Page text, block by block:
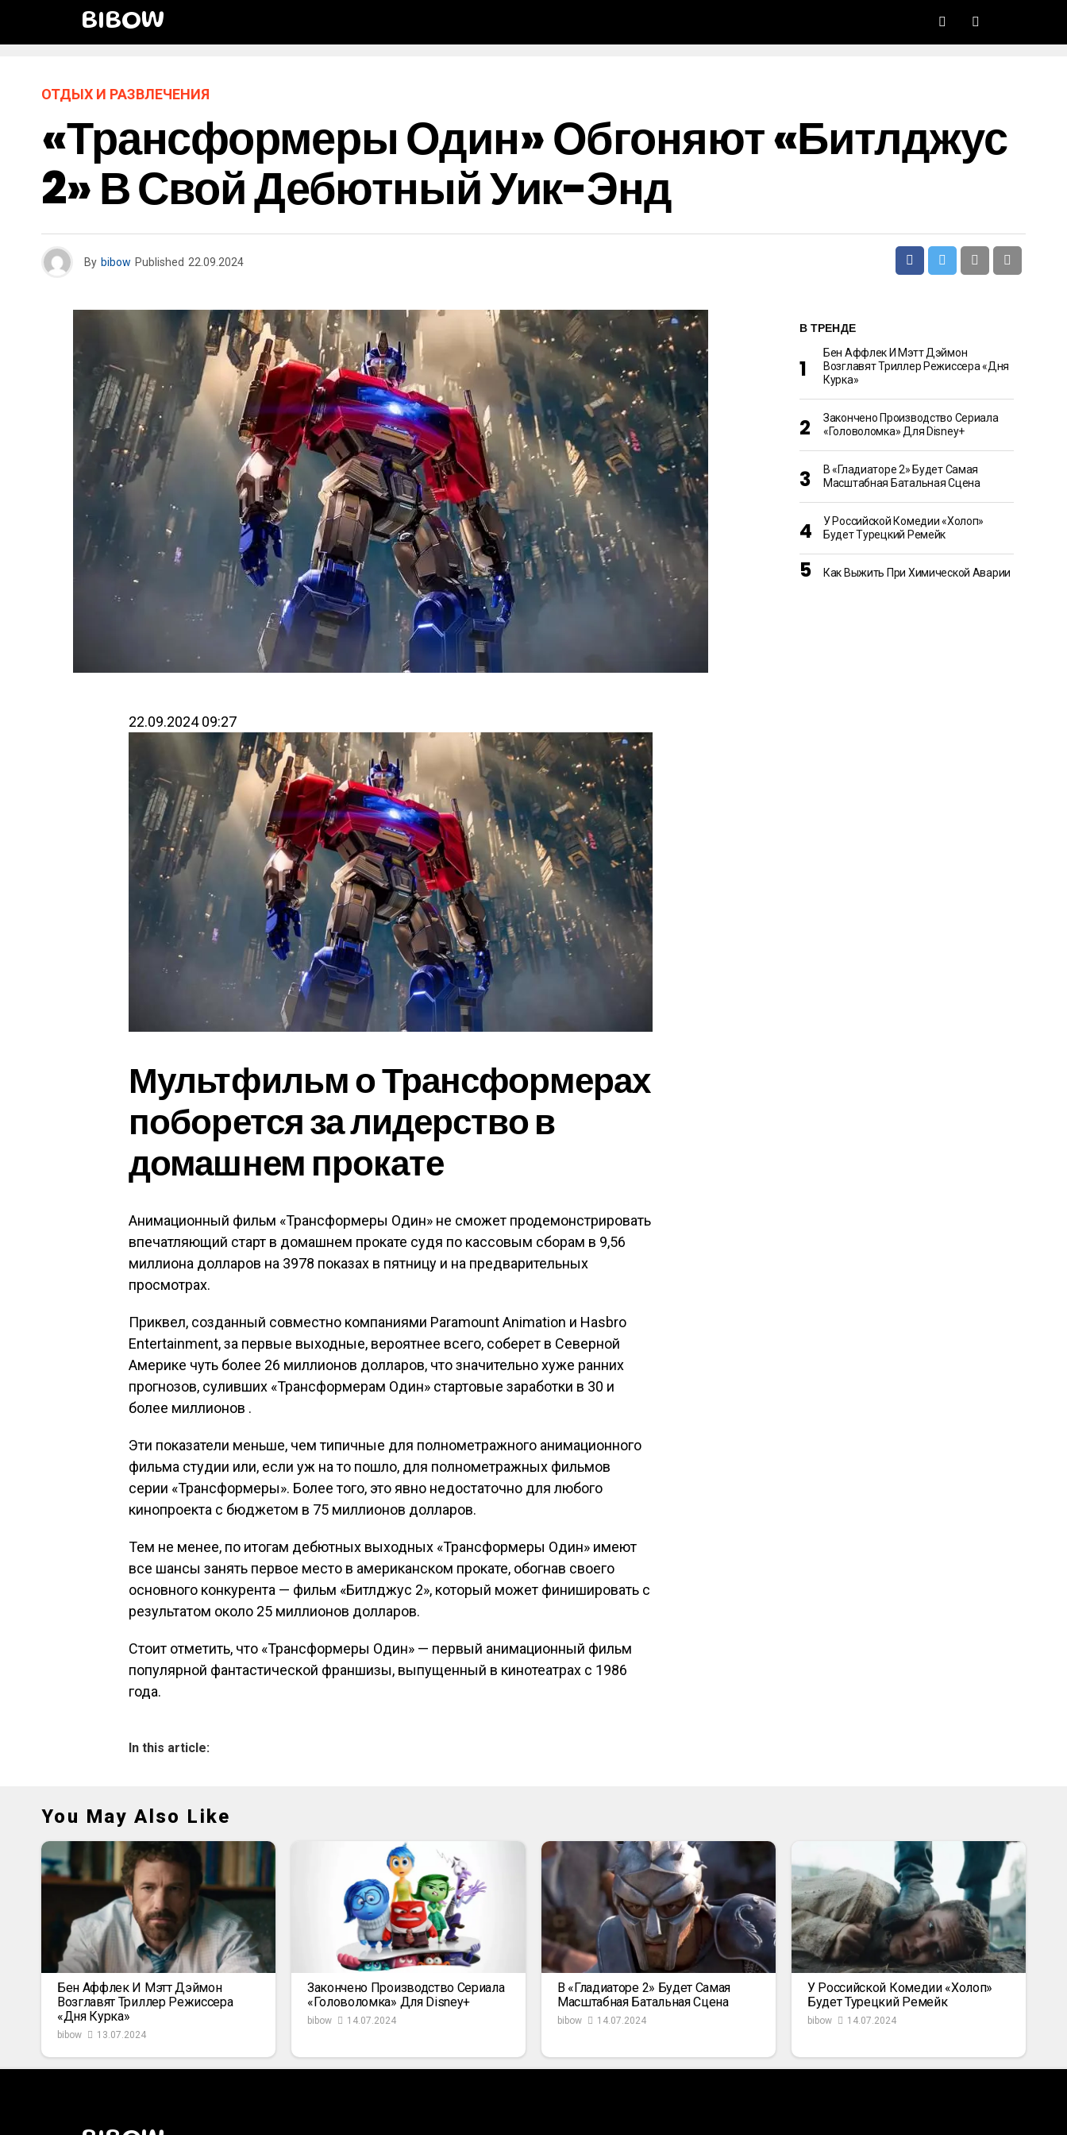
BIBOW
ОТДЫХ И РАЗВЛЕЧЕНИЯ
«Трансформеры Один» Обгоняют «Битлджус
2» В Свой Дебютный Уик-Энд
By bibow Published 22.09.2024
22.09.2024 09:27
Мультфильм о Трансформерах
поборется за лидерство в
домашнем прокате
Анимационный фильм «Трансформеры Один» не сможет продемонстрировать
впечатляющий старт в домашнем прокате судя по кассовым сборам в 9,56
миллиона долларов на 3978 показах в пятницу и на предварительных
просмотрах.
Приквел, созданный совместно компаниями Paramount Animation и Hasbro
Entertainment, за первые выходные, вероятнее всего, соберет в Северной
Америке чуть более 26 миллионов долларов, что значительно хуже ранних
прогнозов, суливших «Трансформерам Один» стартовые заработки в 30 и
более миллионов .
Эти показатели меньше, чем типичные для полнометражного анимационного
фильма студии или, если уж на то пошло, для полнометражных фильмов
серии «Трансформеры». Более того, это явно недостаточно для любого
кинопроекта с бюджетом в 75 миллионов долларов.
Тем не менее, по итогам дебютных выходных «Трансформеры Один» имеют
все шансы занять первое место в американском прокате, обогнав своего
основного конкурента — фильм «Битлджус 2», который может финишировать с
результатом около 25 миллионов долларов.
Стоит отметить, что «Трансформеры Один» — первый анимационный фильм
популярной фантастической франшизы, выпущенный в кинотеатрах с 1986
года.
In this article:
В ТРЕНДЕ
Бен Аффлек И Мэтт Дэймон
Возглавят Триллер Режиссера «Дня
Курка»
Закончено Производство Сериала
«Головоломка» Для Disney+
В «Гладиаторе 2» Будет Самая
Масштабная Батальная Сцена
У Российской Комедии «Холоп»
Будет Турецкий Ремейк
Как Выжить При Химической Аварии
You May Also Like
Бен Аффлек И Мэтт Дэймон
Возглавят Триллер Режиссера
«Дня Курка»
bibow 13.07.2024
Закончено Производство Сериала
«Головоломка» Для Disney+
bibow 14.07.2024
В «Гладиаторе 2» Будет Самая
Масштабная Батальная Сцена
bibow 14.07.2024
У Российской Комедии «Холоп»
Будет Турецкий Ремейк
bibow 14.07.2024